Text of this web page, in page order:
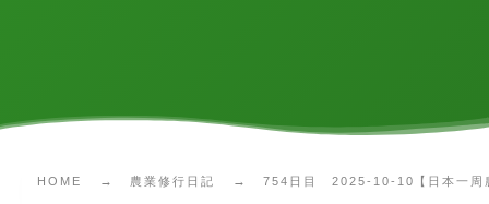
HOME 農業修行日記 754日目 2025-10-10【日本一周